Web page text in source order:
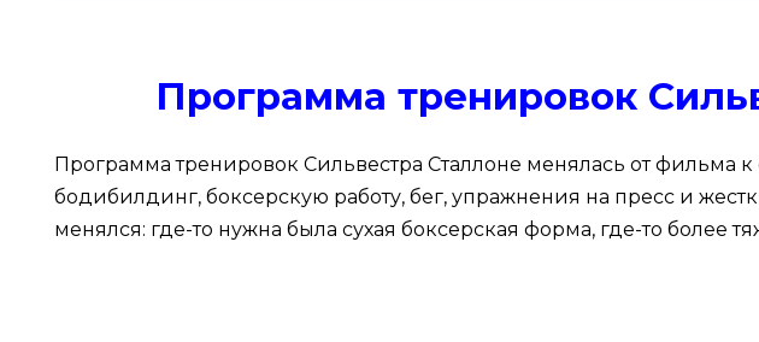
Программа тренировок
Программа тренировок Сильвестра Сталлоне менялась от фильма
бодибилдинг, боксерскую работу, бег, упражнения на пресс и
менялся: где-то нужна была сухая боксерская форма, где-то более